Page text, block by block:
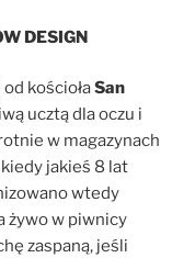
DESIGN
kościołaSan
ucztą dla oczu i
w magazynach
jakieś 8 lat
wtedy
żywo w piwnicy
zaspaną, jeśli